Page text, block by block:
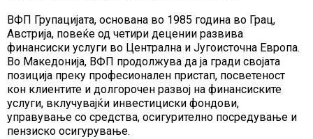
ВФП Групацијата, основана во 1985 година во Грац,
Австрија, повеќе од четири децении развива
финансиски услуги во Централна и Југоисточна Европа.
Во Македонија, ВФП продолжува да ја гради својата
позиција преку професионален пристап, посветеност
кон клиентите и долгорочен развој на финансиските
услуги, вклучувајќи инвестициски фондови,
управување со средства, осигурително посредување и
пензиско осигурување.